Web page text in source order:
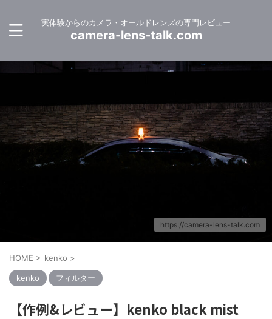
実体験からのカメラ・オールドレンズの専門レビュー
camera-lens-talk.com
https://camera-lens-talk.com
HOME > kenko >
kenko フィルター
【作例&レビュー】kenko black mist